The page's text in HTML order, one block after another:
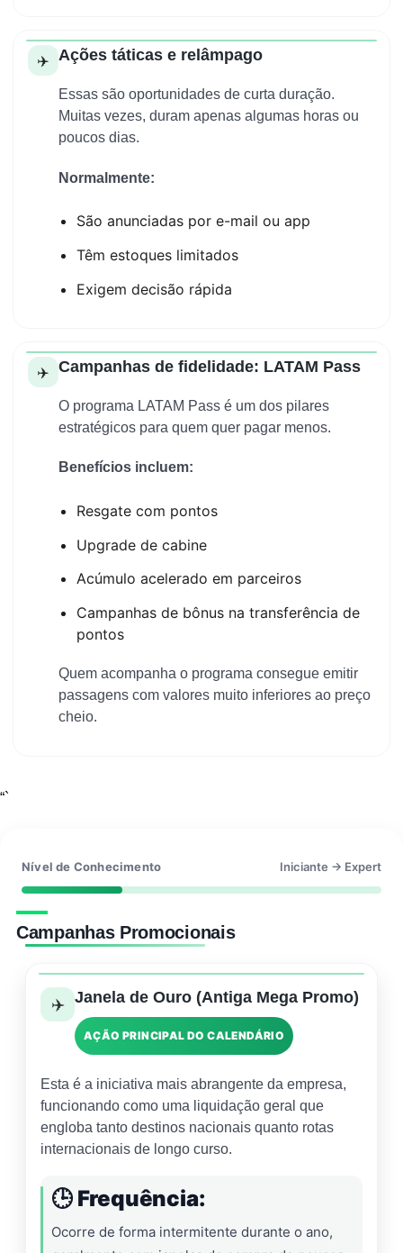
✈️ Ações táticas e relâmpago
Essas são oportunidades de curta duração.
Muitas vezes, duram apenas algumas horas ou
poucos dias.
Normalmente:
São anunciadas por e-mail ou app
Têm estoques limitados
Exigem decisão rápida
✈️ Campanhas de fidelidade: LATAM Pass
O programa LATAM Pass é um dos pilares
estratégicos para quem quer pagar menos.
Benefícios incluem:
Resgate com pontos
Upgrade de cabine
Acúmulo acelerado em parceiros
Campanhas de bônus na transferência de
pontos
Quem acompanha o programa consegue emitir
passagens com valores muito inferiores ao preço
cheio.
“`
Nível de Conhecimento Iniciante → Expert
Campanhas Promocionais
✈️ Janela de Ouro (Antiga Mega Promo)
AÇÃO PRINCIPAL DO CALENDÁRIO
Esta é a iniciativa mais abrangente da empresa,
funcionando como uma liquidação geral que
engloba tanto destinos nacionais quanto rotas
internacionais de longo curso.
🕒 Frequência:
Ocorre de forma intermitente durante o ano,